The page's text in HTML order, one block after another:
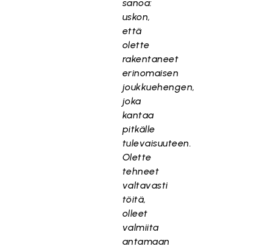
sanoa:
uskon,
että
olette
rakentaneet
erinomaisen
joukkuehengen,
joka
kantaa
pitkälle
tulevaisuuteen.
Olette
tehneet
valtavasti
töitä,
olleet
valmiita
antamaan